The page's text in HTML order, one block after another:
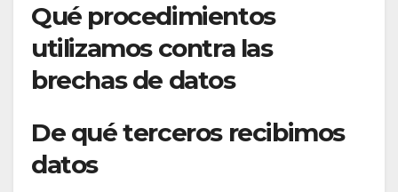
Qué procedimientos
utilizamos contra las
brechas de datos
De qué terceros recibimos
datos